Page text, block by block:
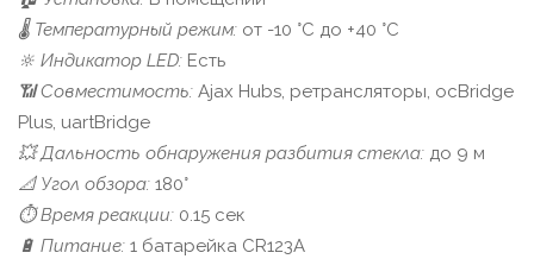
🌡️ Температурный режим: от -10 °C до +40 °C
🔆 Индикатор LED: Есть
📶 Совместимость: Ajax Hubs, ретрансляторы, ocBridge
Plus, uartBridge
💥 Дальность обнаружения разбития стекла: до 9 м
📐 Угол обзора: 180°
⏱️ Время реакции: 0.15 сек
🔋 Питание: 1 батарейка CR123A